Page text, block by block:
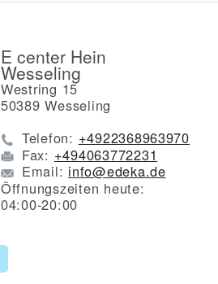
E center Hein
Wesseling
Westring 15
50389 Wesseling
Telefon: +4922368963970
Fax: +494063772231
Email: info@edeka.de
Öffnungszeiten heute:
04:00-20:00